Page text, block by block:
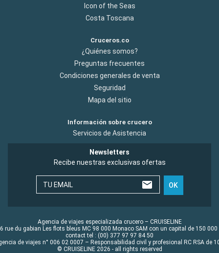
Icon of the Seas
Costa Toscana
Cruceros.co
¿Quiénes somos?
Preguntas frecuentes
Condiciones generales de venta
Seguridad
Mapa del sitio
Información sobre crucero
Servicios de Asistencia
Newsletters
Recibe nuestras exclusivas ofertas
TU EMAIL OK
Agencia de viajes especializada crucero – CRUISELINE
rue du gabian Les flots bleus MC 98 000 Monaco SAM con un capital de 150 000
contact tel : (00) 377 97 97 84 50
de viajes n° 006 02 0007 – Responsabilidad civil y profesional RC RSA de
© CRUISELINE 2026 - all rights reserved